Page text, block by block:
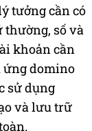
tưởng cần có
thường, số và
khoản cần
ứng domino
sử dụng
và lưu trữ